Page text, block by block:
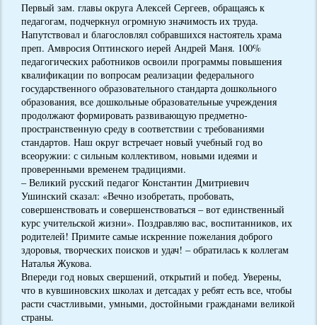
Первый зам. главы округа Алексей Сергеев, обращаясь к
педагогам, подчеркнул огромную значимость их труда.
Напутствовал и благословлял собравшихся настоятель храма
преп. Амвросия Оптинского иерей Андрей Маня. 100%
педагогических работников освоили программы повышения
квалификации по вопросам реализации федерального
государственного образовательного стандарта дошкольного
образования, все дошкольные образовательные учреждения
продолжают формировать развивающую предметно-
пространственную среду в соответствии с требованиями
стандартов. Наш округ встречает новый учебный год во
всеоружии: с сильным коллективом, новыми идеями и
проверенными временем традициями.
– Великий русский педагог Константин Дмитриевич
Ушинский сказал: «Вечно изобретать, пробовать,
совершенствовать и совершенствоваться – вот единственный
курс учительской жизни». Поздравляю вас, воспитанников, их
родителей! Примите самые искренние пожелания доброго
здоровья, творческих поисков и удач! – обратилась к коллегам
Наталья Жукова.
Впереди год новых свершений, открытий и побед. Уверены,
что в кувшиновских школах и детсадах у ребят есть все, чтобы
расти счастливыми, умными, достойными гражданами великой
страны.